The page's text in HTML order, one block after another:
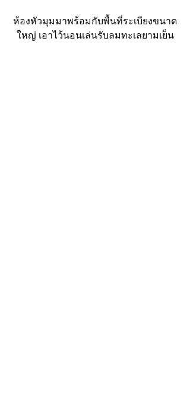
ห้องหัวมุมมาพร้อมกับพื้นที่ระเบียงขนาด
ใหญ่ เอาไว้นอนเล่นรับลมทะเลยามเย็น